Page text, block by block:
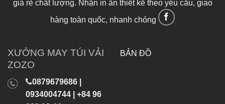
giá rẻ chất lượng. Nhận in ấn thiết kế theo yêu cầu, giao
hàng toàn quốc, nhanh chóng
XƯỞNG MAY TÚI VẢI
ZOZO
0879679686 |
0934004744 | +84 96
BẢN ĐỒ